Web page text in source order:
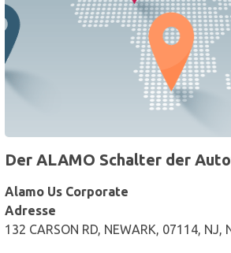
Der ALAMO Schalter der
Alamo Us Corporate
Adresse
132 CARSON RD, NEWARK, 07114, NJ,